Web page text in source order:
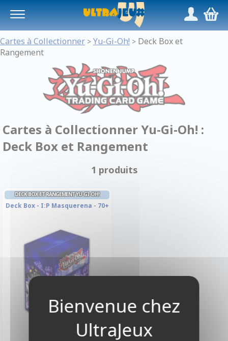
/,
Cartes à Collectionner > Yu-Gi-Oh! > Deck Box et
Rangement
Cartes à Collectionner Yu-Gi-Oh! :
Deck Box et Rangement
1 produits
DECK BOX ET RANGEMENT YU-GI-OH!
Deck Box - I:P Masquerena - 70+